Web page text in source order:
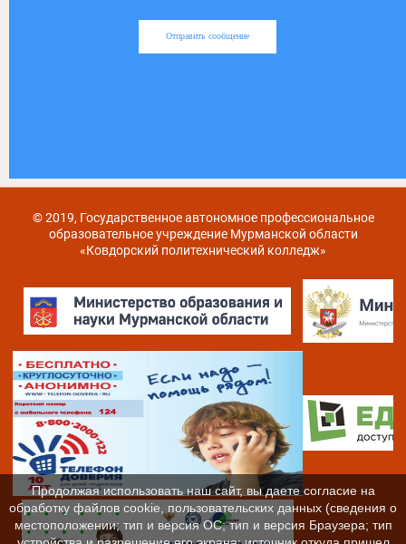
Отправить сообщение
© 2019, Государственное автономное профессиональное
образовательное учреждение Мурманской области
«Ковдорский политехнический колледж»
Продолжая использовать наш сайт, вы даете согласие на
обработку файлов cookie, пользовательских данных (сведения о
местоположении; тип и версия ОС; тип и версия Браузера; тип